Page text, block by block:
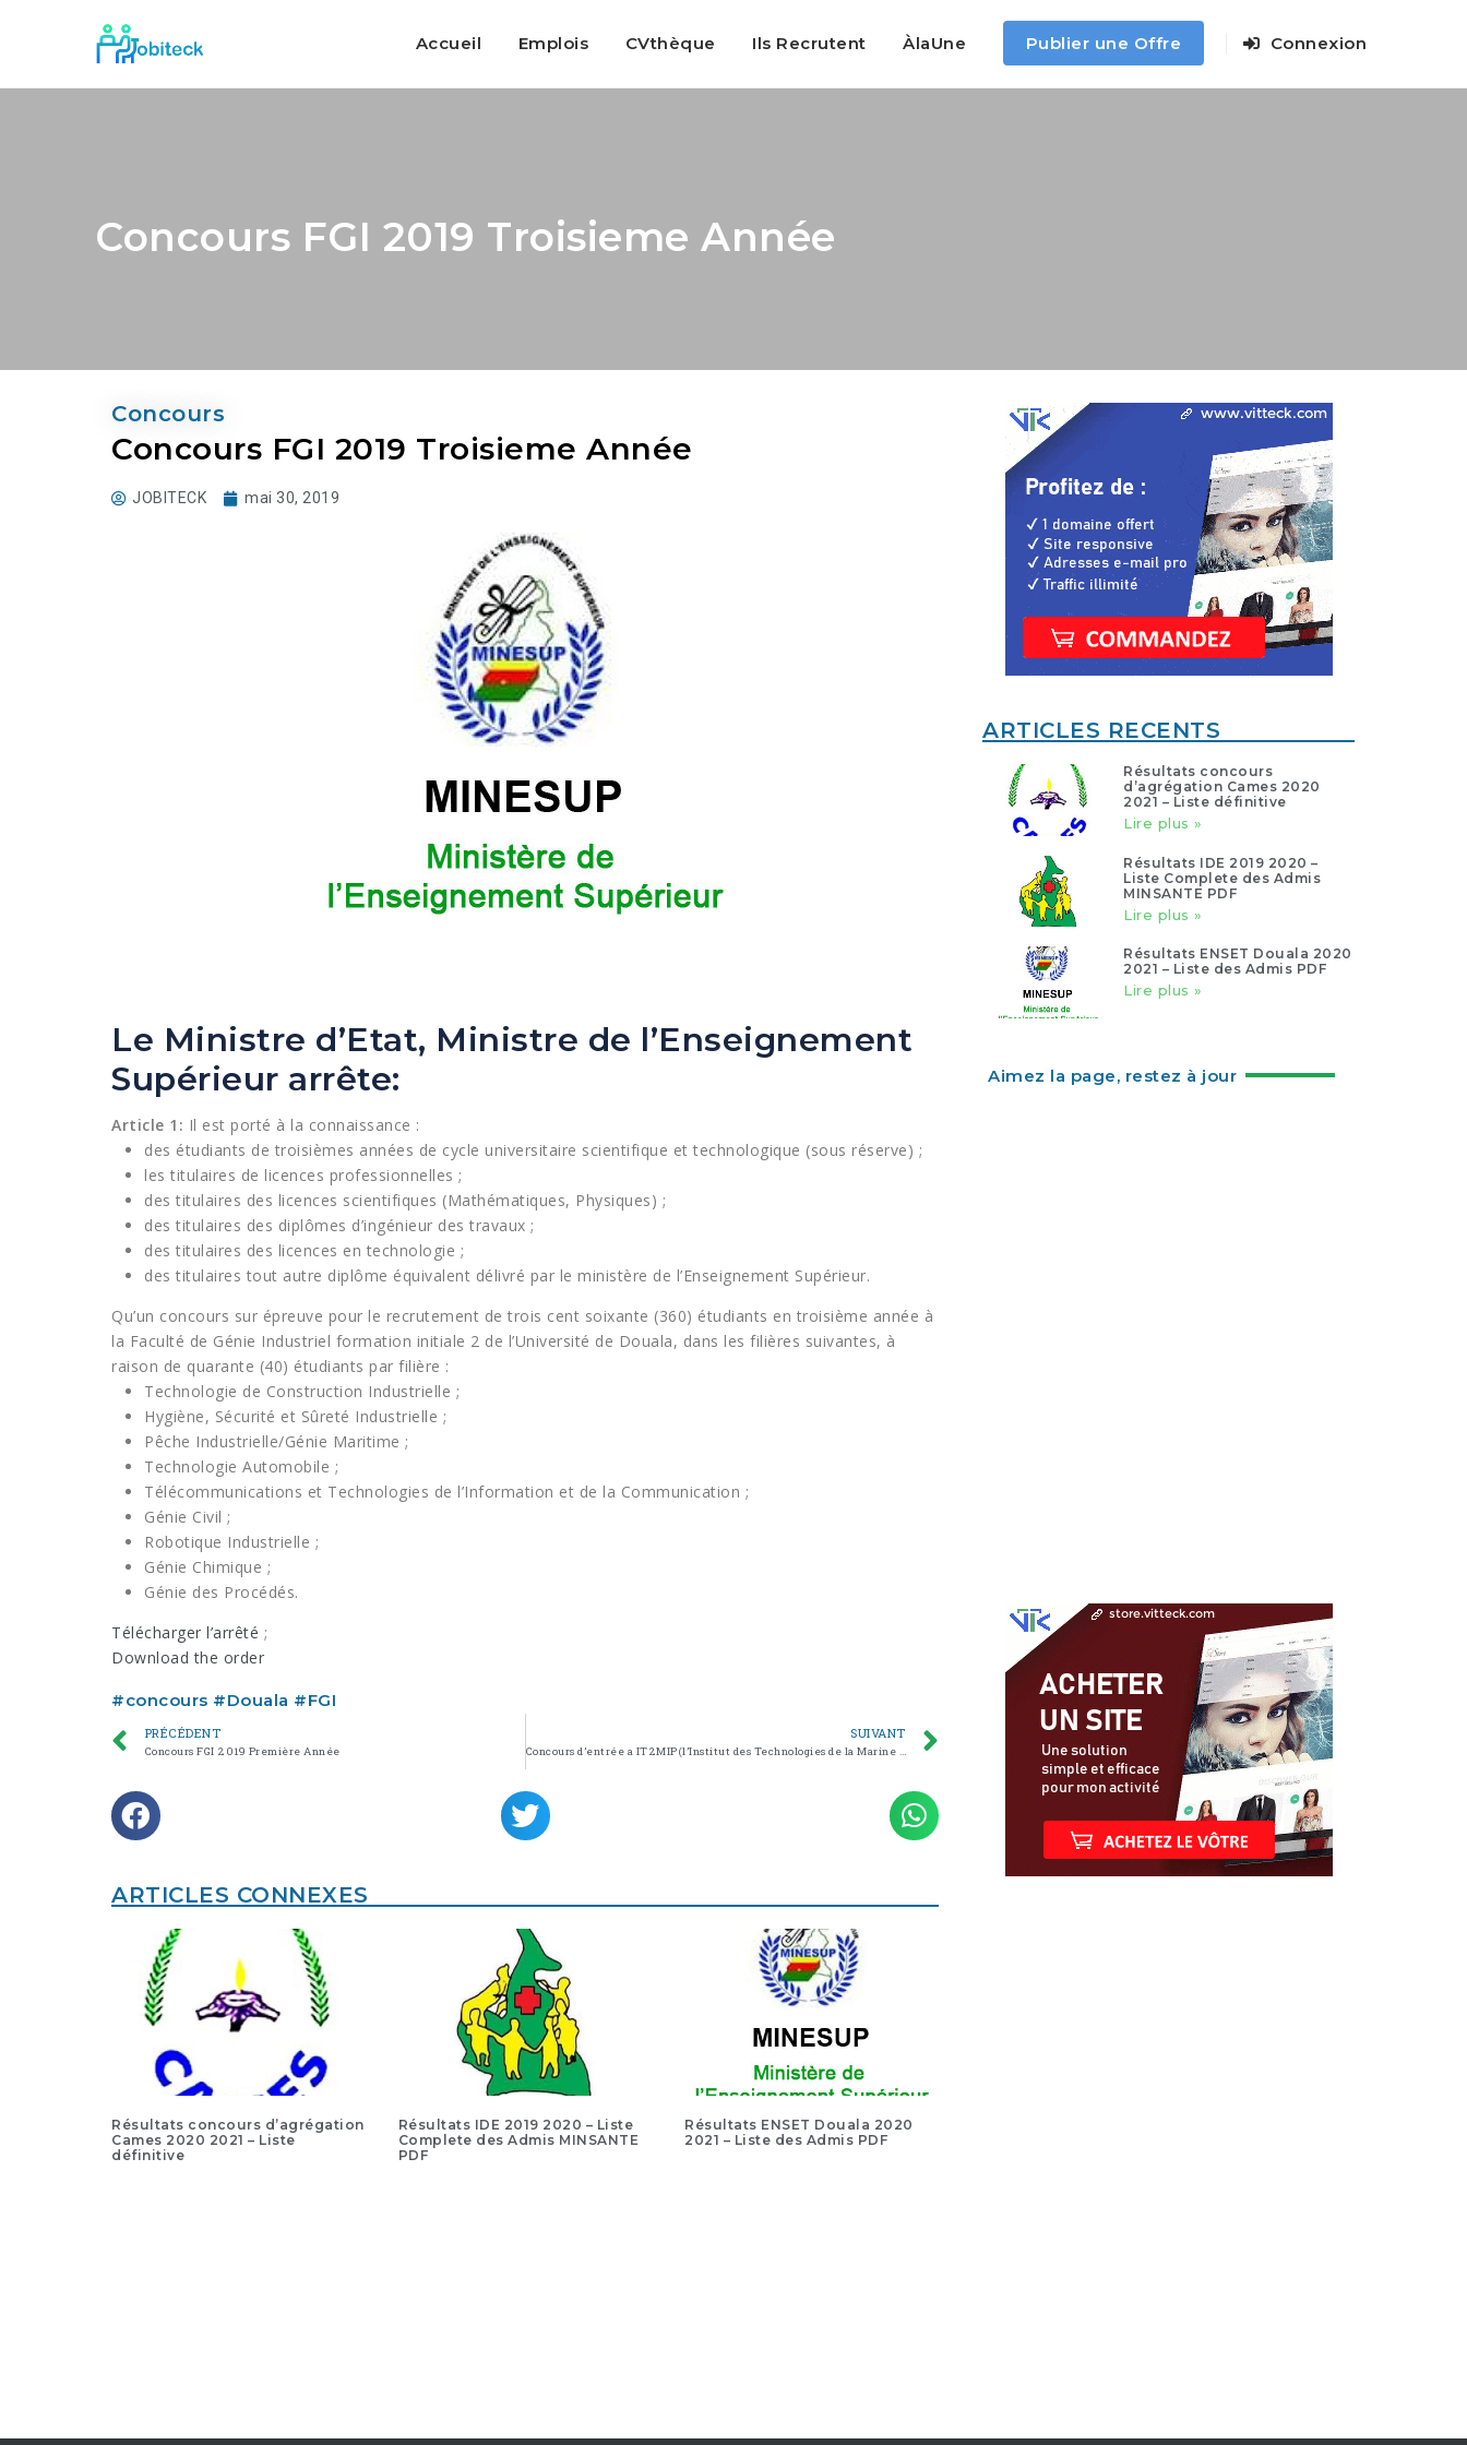
Accueil Emplois CVthèque Ils Recrutent ÀlaUne Publier une Offre Connexion
Concours FGI 2019 Troisieme Année
Concours
Concours FGI 2019 Troisieme Année
JOBITECK mai 30, 2019
Le Ministre d’Etat, Ministre de l’Enseignement
Supérieur arrête:
Article 1: Il est porté à la connaissance :
des étudiants de troisièmes années de cycle universitaire scientifique et technologique (sous réserve) ;
les titulaires de licences professionnelles ;
des titulaires des licences scientifiques (Mathématiques, Physiques) ;
des titulaires des diplômes d’ingénieur des travaux ;
des titulaires des licences en technologie ;
des titulaires tout autre diplôme équivalent délivré par le ministère de l’Enseignement Supérieur.
Qu’un concours sur épreuve pour le recrutement de trois cent soixante (360) étudiants en troisième année à
la Faculté de Génie Industriel formation initiale 2 de l’Université de Douala, dans les filières suivantes, à
raison de quarante (40) étudiants par filière :
Technologie de Construction Industrielle ;
Hygiène, Sécurité et Sûreté Industrielle ;
Pêche Industrielle/Génie Maritime ;
Technologie Automobile ;
Télécommunications et Technologies de l’Information et de la Communication ;
Génie Civil ;
Robotique Industrielle ;
Génie Chimique ;
Génie des Procédés.
Télécharger l’arrêté ;
Download the order
#concours #Douala #FGI
PRÉCÉDENT
Concours FGI 2019 Première Année
SUIVANT
ARTICLES CONNEXES
Résultats concours d’agrégation
Cames 2020 2021 – Liste
définitive
Résultats IDE 2019 2020 – Liste
Complete des Admis MINSANTE
PDF
Résultats ENSET Douala 2020
2021 – Liste des Admis PDF
ARTICLES RECENTS
Résultats concours
d’agrégation Cames 2020
2021 – Liste définitive
Lire plus »
Résultats IDE 2019 2020 –
Liste Complete des Admis
MINSANTE PDF
Lire plus »
Résultats ENSET Douala 2020
2021 – Liste des Admis PDF
Lire plus »
Aimez la page, restez à jour